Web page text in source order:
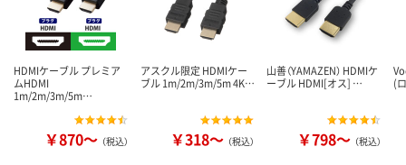
HDMIケーブル プレミア
ムHDMI
1m/2m/3m/5m…
￥870～ （税込）
アスクル限定 HDMIケー
ブル 1m/2m/3m/5m 4K…
￥318～ （税込）
山善（YAMAZEN） HDMIケ
ーブル HDMI[オス] …
￥798～ （税込）
(